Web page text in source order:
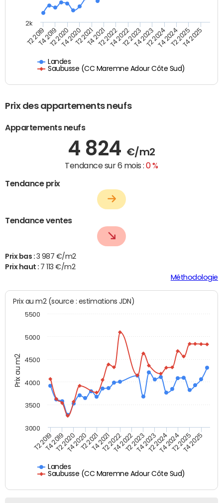
Landes
Saubusse (CC Maremne Adour Côte Sud)
T2 2019T4 2019T2 2020T4 2020T2 2021T4 2021T2 2022T4 2022T2 2023T4 2023T2 2024T4 2024T2 2025T4 2025
2k
Prix des appartements neufs
Appartements neufs
4 824 €/m2
Tendance sur 6 mois :0 %
Tendance prix
Tendance ventes
Prix bas : 3 987 €/m2
Prix haut : 7 113 €/m2
Méthodologie
Prix au m2
Prix au m2 (source : estimations JDN)
Landes
Saubusse (CC Maremne Adour Côte Sud)
T2 2019T4 2019T2 2020T4 2020T2 2021T4 2021T2 2022T4 2022T2 2023T4 2023T2 2024T4 2024T2 2025T4 2025
3000
3500
4000
4500
5000
5500